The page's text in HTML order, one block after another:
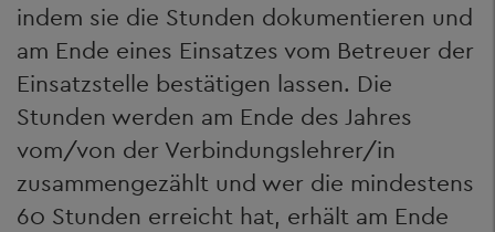
indem sie die Stunden dokumentieren und
am Ende eines Einsatzes vom Betreuer der
Einsatzstelle bestätigen lassen. Die
Stunden werden am Ende des Jahres
vom/von der Verbindungslehrer/in
zusammengezählt und wer die mindestens
60 Stunden erreicht hat, erhält am Ende